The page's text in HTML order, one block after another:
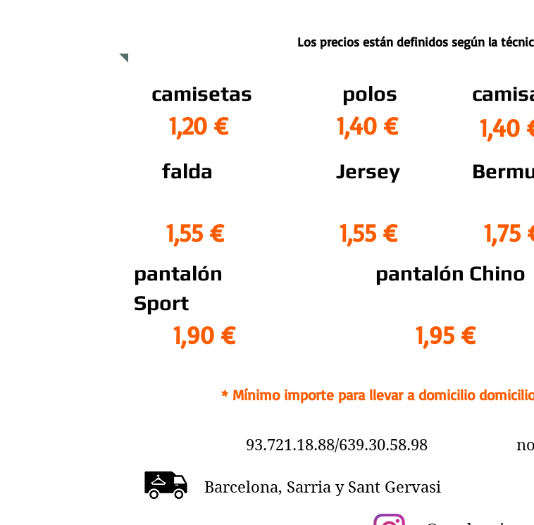
camisetas
1,20 €
falda
1,55 €
pantalón
Sport
1,90 €
Los precios están definidos según la
polos
1,40 €
Jersey
1,55 €
1,40
1,75
pantalón Chino
1,95 €
* Mínimo importe para llevar a domicilio
93.721.18.88/639.30.58.98
Barcelona, Sarria y Sant Gervasi